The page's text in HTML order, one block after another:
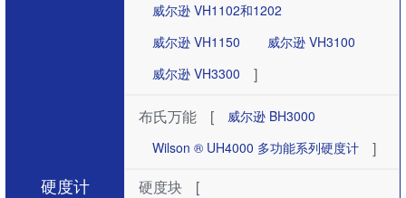
硬度计
威尔逊 VH1102和1202
威尔逊 VH1150
威尔逊 VH3100
威尔逊 VH3300
]
布氏万能 [
威尔逊 BH3000
Wilson ® UH4000 多功能系列硬度计
]
硬度块
[